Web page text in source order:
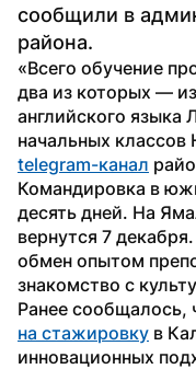
сообщили в
района.
«Всего обучение
два из которых —
английского языка
telegram-канал
Командировка в
десять дней. На
вернутся 7
обмен опытом
знакомство с
Ранее сообщалось,
на стажировку в
инновационных